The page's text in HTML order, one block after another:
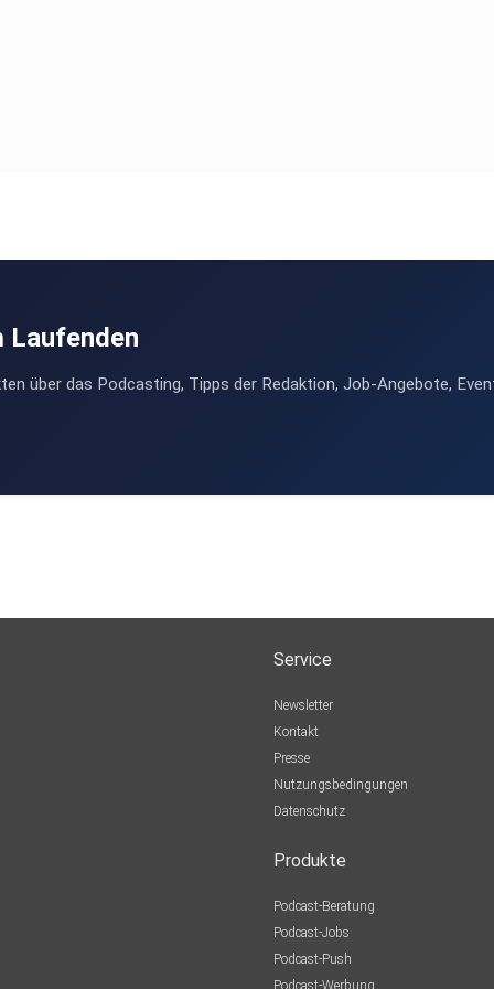
Laufenden
über das Podcasting, Tipps der Redaktion, Job-Angebote,
Service
Newsletter
Kontakt
Presse
Nutzungsbedingungen
Datenschutz
Produkte
Podcast-Beratung
Podcast-Jobs
Podcast-Push
Podcast-Werbung